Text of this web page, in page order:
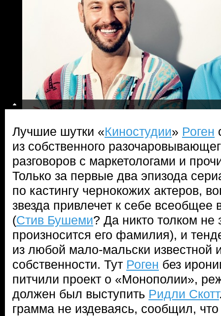
Лучшие шутки «Киностудии» Роген
из собственного
разговоров с маркетологами и
Только за первые два эпизода
по кастингу чернокожих актеров,
звезда привлечет к себе всеобщее
(Стив Бушеми? Да никто толком не
произносится его фамилия), и
из любой мало-мальски известной
собственности. Тут Роген без
питчили проект о «Монополии»,
должен был выступить Ридли Скотт
грамма не издеваясь, сообщил,